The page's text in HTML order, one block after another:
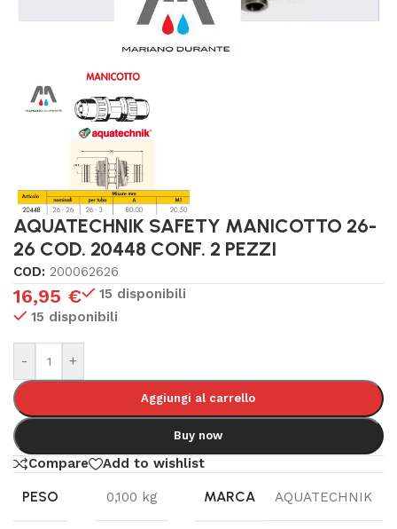
AQUATECHNIK SAFETY MANICOTTO 26-
26 COD. 20448 CONF. 2 PEZZI
COD: 200062626
16,95 €
15 disponibili
15 disponibili
- +
Aggiungi al carrello
Buy now
Compare Add to wishlist
PESO 0,100 kg MARCA AQUATECHNIK